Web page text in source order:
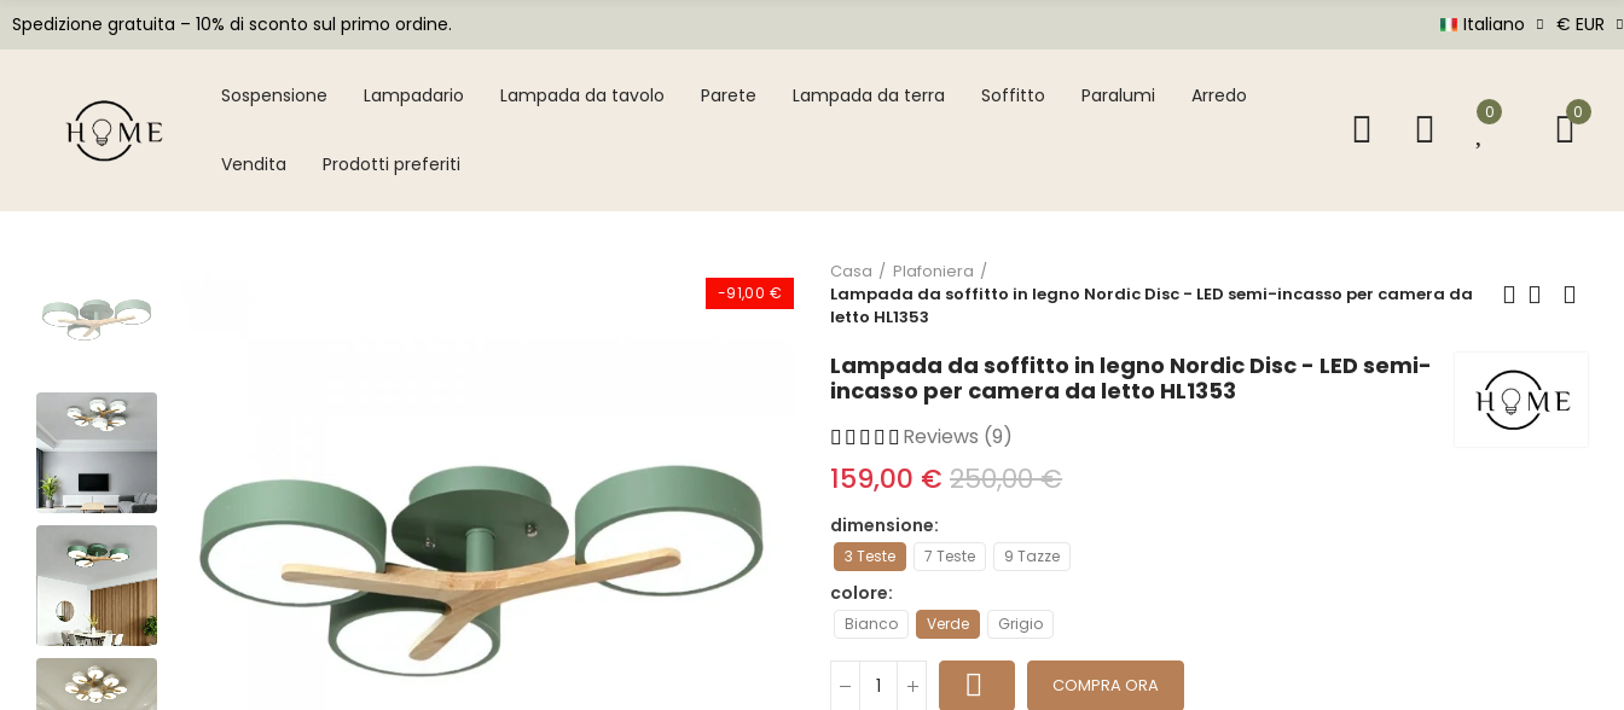
Spedizione gratuita – 10% di sconto sul primo ordine. Italiano € EUR
Sospensione Lampadario Lampada da tavolo Parete Lampada da terra Soffitto Paralumi Arredo
Vendita Prodotti preferiti
0 0
-91,00 €
Casa
Plafoniera
Lampada da soffitto in legno Nordic Disc - LED semi-incasso per camera da
letto HL1353
Lampada da soffitto in legno Nordic Disc - LED semi-
incasso per camera da letto HL1353
Reviews (9)
159,00 € 250,00 €
dimensione
3 Teste 7 Teste 9 Tazze
colore
Bianco Verde Grigio
COMPRA ORA